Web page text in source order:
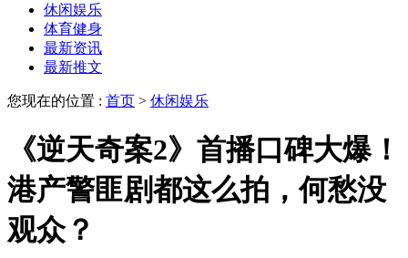
休闲娱乐
体育健身
最新资讯
最新推文
您现在的位置 : 首页 > 休闲娱乐
《逆天奇案2》首播口碑大爆！
港产警匪剧都这么拍，何愁没
观众？